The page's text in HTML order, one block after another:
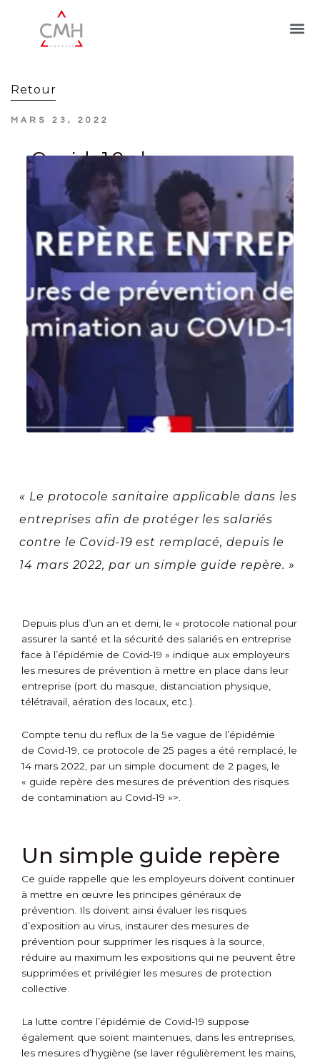
Retour
MARS 23, 2022
Covid-19 : les
contraintes des
employeurs allégées
« Le protocole sanitaire applicable dans les
entreprises afin de protéger les salariés
contre le Covid-19 est remplacé, depuis le
14 mars 2022, par un simple guide repère. »
Depuis plus d’un an et demi, le « protocole national pour
assurer la santé et la sécurité des salariés en entreprise
face à l’épidémie de Covid-19 » indique aux employeurs
les mesures de prévention à mettre en place dans leur
entreprise (port du masque, distanciation physique,
télétravail, aération des locaux, etc.).
Compte tenu du reflux de la 5e vague de l’épidémie
de Covid-19, ce protocole de 25 pages a été remplacé, le
14 mars 2022, par un simple document de 2 pages, le
« guide repère des mesures de prévention des risques
de contamination au Covid-19 »>.
Un simple guide repère
Ce guide rappelle que les employeurs doivent continuer
à mettre en œuvre les principes généraux de
prévention. Ils doivent ainsi évaluer les risques
d’exposition au virus, instaurer des mesures de
prévention pour supprimer les risques à la source,
réduire au maximum les expositions qui ne peuvent être
supprimées et privilégier les mesures de protection
collective.
La lutte contre l’épidémie de Covid-19 suppose
également que soient maintenues, dans les entreprises,
les mesures d’hygiène (se laver régulièrement les mains,